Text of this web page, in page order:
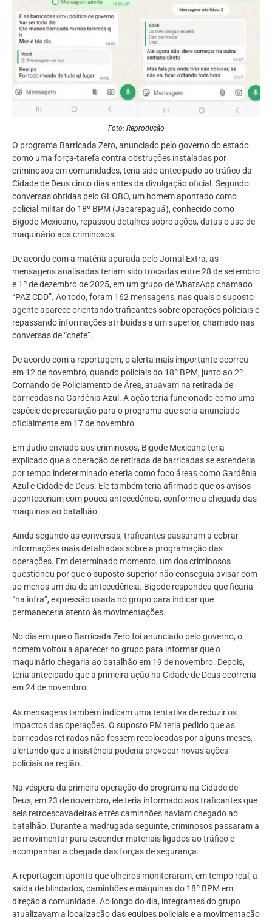
Foto: Reprodução
O programa Barricada Zero, anunciado pelo governo do estado
como uma força-tarefa contra obstruções instaladas por
criminosos em comunidades, teria sido antecipado ao tráfico da
Cidade de Deus cinco dias antes da divulgação oficial. Segundo
conversas obtidas pelo GLOBO, um homem apontado como
policial militar do 18º BPM (Jacarepaguá), conhecido como
Bigode Mexicano, repassou detalhes sobre ações, datas e uso de
maquinário aos criminosos.
De acordo com a matéria apurada pelo Jornal Extra, as
mensagens analisadas teriam sido trocadas entre 28 de setembro
e 1º de dezembro de 2025, em um grupo de WhatsApp chamado
“PAZ CDD”. Ao todo, foram 162 mensagens, nas quais o suposto
agente aparece orientando traficantes sobre operações policiais e
repassando informações atribuídas a um superior, chamado nas
conversas de “chefe”.
De acordo com a reportagem, o alerta mais importante ocorreu
em 12 de novembro, quando policiais do 18º BPM, junto ao 2º
Comando de Policiamento de Área, atuavam na retirada de
barricadas na Gardênia Azul. A ação teria funcionado como uma
espécie de preparação para o programa que seria anunciado
oficialmente em 17 de novembro.
Em áudio enviado aos criminosos, Bigode Mexicano teria
explicado que a operação de retirada de barricadas se estenderia
por tempo indeterminado e teria como foco áreas como Gardênia
Azul e Cidade de Deus. Ele também teria afirmado que os avisos
aconteceriam com pouca antecedência, conforme a chegada das
máquinas ao batalhão.
Ainda segundo as conversas, traficantes passaram a cobrar
informações mais detalhadas sobre a programação das
operações. Em determinado momento, um dos criminosos
questionou por que o suposto superior não conseguia avisar com
ao menos um dia de antecedência. Bigode respondeu que ficaria
“na infra”, expressão usada no grupo para indicar que
permaneceria atento às movimentações.
No dia em que o Barricada Zero foi anunciado pelo governo, o
homem voltou a aparecer no grupo para informar que o
maquinário chegaria ao batalhão em 19 de novembro. Depois,
teria antecipado que a primeira ação na Cidade de Deus ocorreria
em 24 de novembro.
As mensagens também indicam uma tentativa de reduzir os
impactos das operações. O suposto PM teria pedido que as
barricadas retiradas não fossem recolocadas por alguns meses,
alertando que a insistência poderia provocar novas ações
policiais na região.
Na véspera da primeira operação do programa na Cidade de
Deus, em 23 de novembro, ele teria informado aos traficantes que
seis retroescavadeiras e três caminhões haviam chegado ao
batalhão. Durante a madrugada seguinte, criminosos passaram a
se movimentar para esconder materiais ligados ao tráfico e
acompanhar a chegada das forças de segurança.
A reportagem aponta que olheiros monitoraram, em tempo real, a
saída de blindados, caminhões e máquinas do 18º BPM em
direção à comunidade. Ao longo do dia, integrantes do grupo
atualizavam a localização das equipes policiais e a movimentação